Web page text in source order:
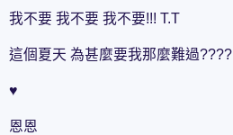
我不要 我不要 我不要!!! T.T
這個夏天 為甚麼要我那麼難過????
♥
恩恩